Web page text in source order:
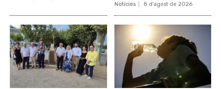
Notícies 8 d'agost de 2026